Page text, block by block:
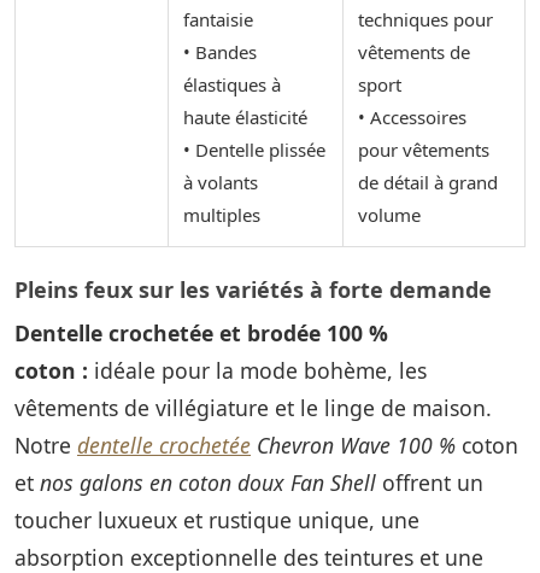
fantaisie
• Bandes
élastiques à
haute élasticité
• Dentelle plissée
à volants
multiples
techniques pour
vêtements de
sport
• Accessoires
pour vêtements
de détail à grand
volume
Pleins feux sur les variétés à forte demande
Dentelle crochetée et brodée 100 %
coton : idéale pour la mode bohème, les
vêtements de villégiature et le linge de maison.
Notre dentelle crochetée Chevron Wave 100 % coton
et nos galons en coton doux Fan Shell offrent un
toucher luxueux et rustique unique, une
absorption exceptionnelle des teintures et une